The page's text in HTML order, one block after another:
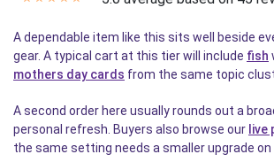
A dependable item like this sits well beside
gear. A typical cart at this tier will include fish
mothers day cards from the same topic
A second order here usually rounds out a
personal refresh. Buyers also browse our live
the same setting needs a smaller upgrade on